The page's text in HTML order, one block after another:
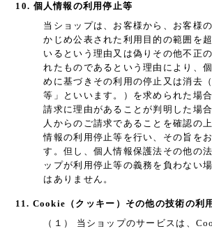
10. 個人情報の利用停止等
当ショップは、お客様から、お客様
かじめ公表された利用目的の範囲を
いるという理由又は偽りその他不正
れたものであるという理由により、
めに基づきその利用の停止又は消去
等」といいます。）を求められた場
請求に理由があることが判明した場
人からのご請求であることを確認の
情報の利用停止等を行い、その旨を
す。但し、個人情報保護法その他の
ップが利用停止等の義務を負わない
はありません。
11. Cookie（クッキー）その他の技術の利用
（１） 当ショップのサービスは、